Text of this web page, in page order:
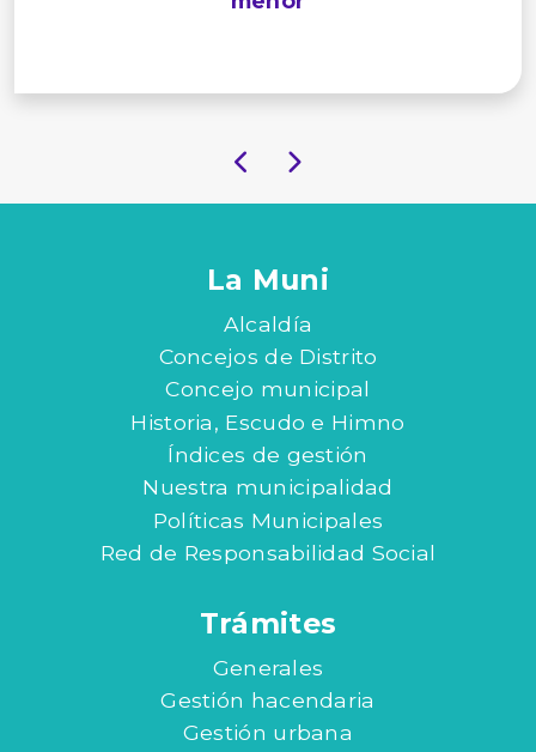
La Muni
Alcaldía
Concejos de Distrito
Concejo municipal
Historia, Escudo e Himno
Índices de gestión
Nuestra municipalidad
Políticas Municipales
Red de Responsabilidad Social
Trámites
Generales
Gestión hacendaria
Gestión urbana